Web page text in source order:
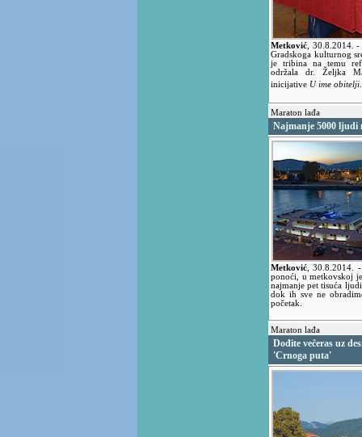
Metković 30.8.2014. -
Gradskoga kulturnog
je tribina na temu
održala dr. Željka
inicijative U ime obitelji
Maraton lađa
Najmanje 5000 ljudi
Metković ,30.8.2014. -
ponoći, u metkovskoj
najmanje pet tisuća
dok ih sve ne
početak.
Maraton lađa
Dođite večeras uz
'Crnoga puta'